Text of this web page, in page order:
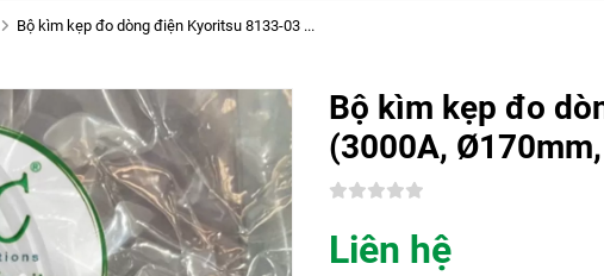
Bộ kìm kẹp đo dòng điện Kyoritsu 8133-03 ...
Bộ kìm kẹp đo
(3000A,
Liên hệ